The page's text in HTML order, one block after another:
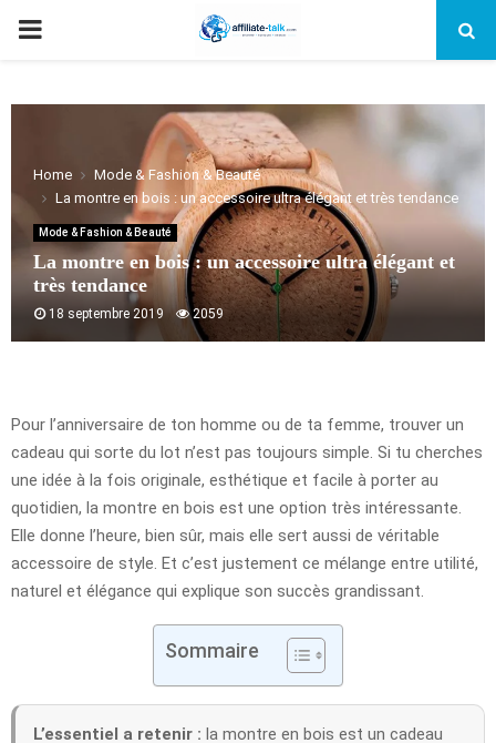
PRIMARY
Home
Mode & Fashion & Beauté
La montre en bois : un accessoire ultra élégant et très tendance
Mode & Fashion & Beauté
La montre en bois : un accessoire ultra élégant et
très tendance
18 septembre 2019 2059
Pour l’anniversaire de ton homme ou de ta femme, trouver un
cadeau qui sorte du lot n’est pas toujours simple. Si tu cherches
une idée à la fois originale, esthétique et facile à porter au
quotidien, la montre en bois est une option très intéressante.
Elle donne l’heure, bien sûr, mais elle sert aussi de véritable
accessoire de style. Et c’est justement ce mélange entre utilité,
naturel et élégance qui explique son succès grandissant.
Sommaire
L’essentiel a retenir : la montre en bois est un cadeau